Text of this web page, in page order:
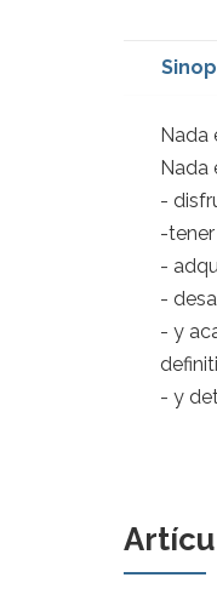
Nada
Nada
-
-
-
-
- y
- y